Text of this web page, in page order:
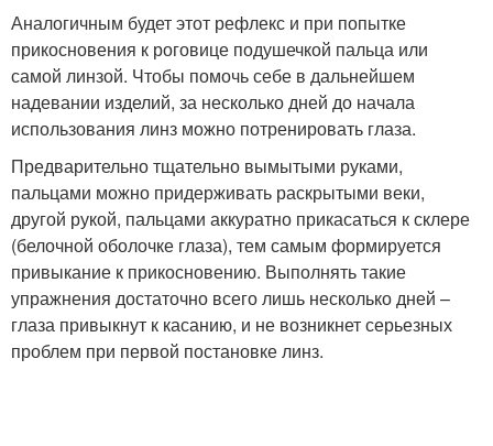
Аналогичным будет этот рефлекс и при попытке
прикосновения к роговице подушечкой пальца или
самой линзой. Чтобы помочь себе в дальнейшем
надевании изделий, за несколько дней до начала
использования линз можно потренировать глаза.
Предварительно тщательно вымытыми руками,
пальцами можно придерживать раскрытыми веки,
другой рукой, пальцами аккуратно прикасаться к склере
(белочной оболочке глаза), тем самым формируется
привыкание к прикосновению. Выполнять такие
упражнения достаточно всего лишь несколько дней –
глаза привыкнут к касанию, и не возникнет серьезных
проблем при первой постановке линз.